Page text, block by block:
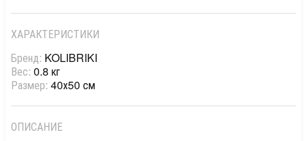
ХАРАКТЕРИСТИКИ
Бренд: KOLIBRIKI
Вес: 0.8 кг
Размер: 40х50 см
ОПИСАНИЕ